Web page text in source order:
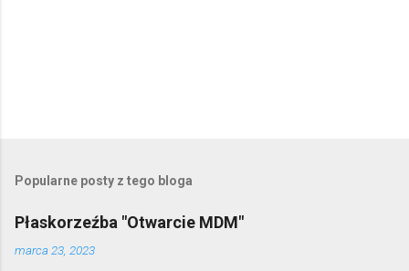
e
i
j
Popularne posty z tego bloga
Płaskorzeźba "Otwarcie MDM"
marca 23, 2023